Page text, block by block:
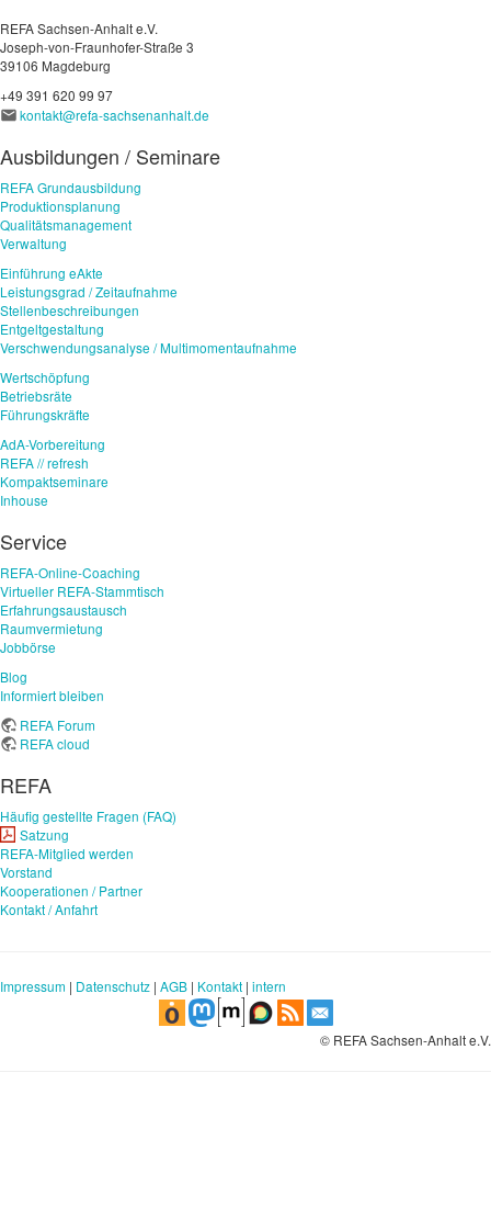
REFA Sachsen-Anhalt e.V.
Joseph-von-Fraunhofer-Straße 3
39106 Magdeburg
+49 391 620 99 97
kontakt@refa-sachsenanhalt.de
Ausbildungen / Seminare
REFA Grundausbildung
Produktionsplanung
Qualitätsmanagement
Verwaltung
Einführung eAkte
Leistungsgrad / Zeitaufnahme
Stellenbeschreibungen
Entgeltgestaltung
Verschwendungsanalyse / Multimomentaufnahme
Wertschöpfung
Betriebsräte
Führungskräfte
AdA-Vorbereitung
REFA // refresh
Kompaktseminare
Inhouse
Service
REFA-Online-Coaching
Virtueller REFA-Stammtisch
Erfahrungsaustausch
Raumvermietung
Jobbörse
Blog
Informiert bleiben
REFA Forum
REFA cloud
REFA
Häufig gestellte Fragen (FAQ)
Satzung
REFA-Mitglied werden
Vorstand
Kooperationen / Partner
Kontakt / Anfahrt
Impressum | Datenschutz | AGB | Kontakt | intern
© REFA Sachsen-Anhalt e.V.